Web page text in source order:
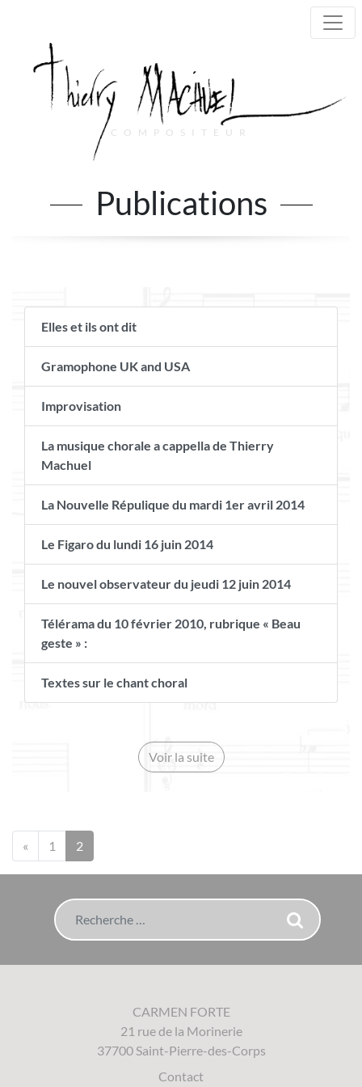
COMPOSITEUR
Main Navigation
Publications
Elles et ils ont dit
Gramophone UK and USA
Improvisation
La musique chorale a cappella de Thierry
Machuel
La Nouvelle Répulique du mardi 1er avril 2014
Le Figaro du lundi 16 juin 2014
Le nouvel observateur du jeudi 12 juin 2014
Télérama du 10 février 2010, rubrique « Beau
geste » :
Textes sur le chant choral
Voir la suite
Posts navigation
« 1 2
Rechercher
CARMEN FORTE
21 rue de la Morinerie
37700 Saint-Pierre-des-Corps
Contact